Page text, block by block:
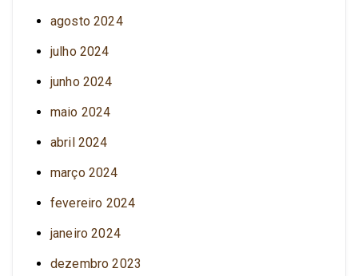
agosto 2024
julho 2024
junho 2024
maio 2024
abril 2024
março 2024
fevereiro 2024
janeiro 2024
dezembro 2023